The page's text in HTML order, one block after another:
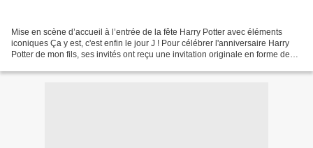
Mise en scène d’accueil à l’entrée de la fête Harry Potter avec éléments
iconiques Ça y est, c'est enfin le jour J ! Pour célébrer l'anniversaire Harry
Potter de mon fils, ses invités ont reçu une invitation originale en forme de